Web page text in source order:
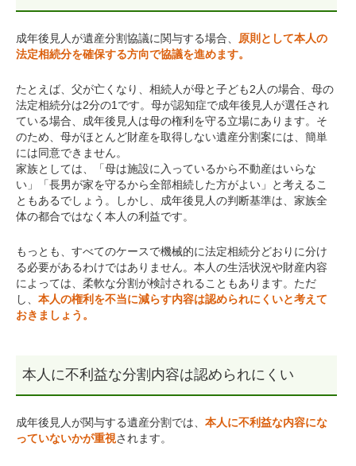
成年後見人が遺産分割協議に関与する場合、 原則として本人の
法定相続分を確保する方向で協議を進めます。
たとえば、父が亡くなり、相続人が母と子ども2人の場合、母の
法定相続分は2分の1です。母が認知症で成年後見人が選任され
ている場合、成年後見人は母の権利を守る立場にあります。そ
のため、母がほとんど財産を取得しない遺産分割案には、簡単
には同意できません。
家族としては、「母は施設に入っているから不動産はいらな
い」「長男が家を守るから全部相続した方がよい」と考えるこ
ともあるでしょう。しかし、成年後見人の判断基準は、家族全
体の都合ではなく本人の利益です。
もっとも、すべてのケースで機械的に法定相続分どおりに分け
る必要があるわけではありません。本人の生活状況や財産内容
によっては、柔軟な分割が検討されることもあります。ただ
し、本人の権利を不当に減らす内容は認められにくいと考えて
おきましょう。
本人に不利益な分割内容は認められにくい
成年後見人が関与する遺産分割では、本人に不利益な内容にな
っていないかが重視されます。